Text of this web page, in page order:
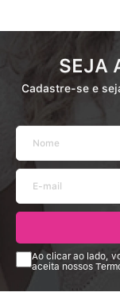
SEJA
Cadastre-se e
Ao clicar ao lado,
aceita nossos